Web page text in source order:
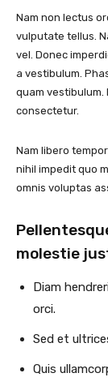
Nam non lectus
vulputate tellus.
vel. Donec
a vestibulum.
quam
consectetur.
Nam libero
nihil impedit quo
omnis voluptas
molestie
Diam
orci.
Sed et
Quis